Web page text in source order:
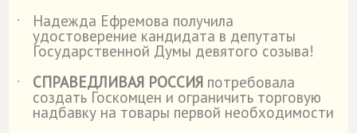
˙
Надежда Ефремова получила
удостоверение кандидата в депутаты
Государственной Думы девятого созыва!
˙
СПРАВЕДЛИВАЯ РОССИЯ потребовала
создать Госкомцен и ограничить торговую
надбавку на товары первой необходимости